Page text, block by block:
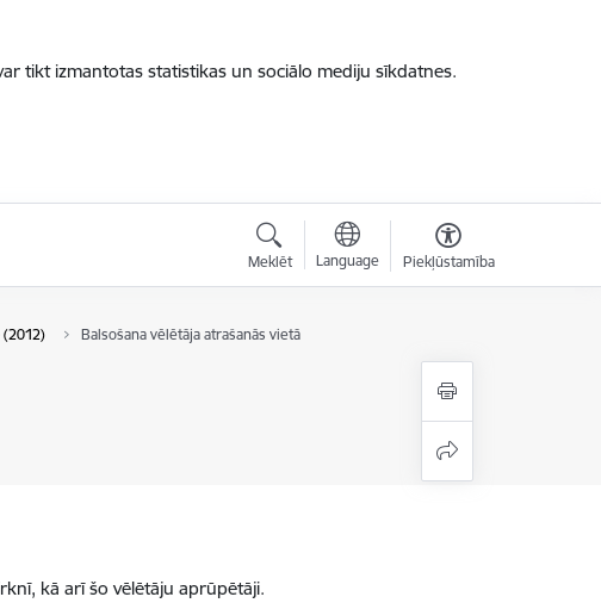
tikt izmantotas statistikas un sociālo mediju sīkdatnes.
Meklēt Language Piekļūstamība
Balsošana vēlētāja atrašanās vietā
kā arī šo vēlētāju aprūpētāji.